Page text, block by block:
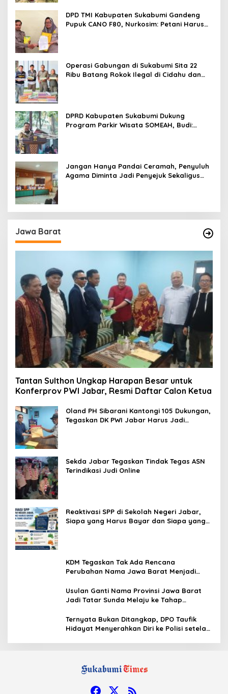
DPD TMI Kabupaten Sukabumi Gandeng
Pupuk CANO F80, Nurkosim: Petani Harus
Operasi Gabungan di Sukabumi Sita 22
Ribu Batang Rokok Ilegal di Cidahu dan
DPRD Kabupaten Sukabumi Dukung
Program Parkir Wisata SOMEAH, Budi:
Jangan Hanya Pandai Ceramah, Penyuluh
Agama Diminta Jadi Penyejuk Sekaligus
Jawa Barat
Tantan Sulthon Ungkap Harapan Besar untuk
Konferprov PWI Jabar, Resmi Daftar Calon Ketua
Oland PH Sibarani Kantongi 105 Dukungan,
Tegaskan DK PWI Jabar Harus Jadi
Sekda Jabar Tegaskan Tindak Tegas ASN
Terindikasi Judi Online
Reaktivasi SPP di Sekolah Negeri Jabar,
Siapa yang Harus Bayar dan Siapa yang
KDM Tegaskan Tak Ada Rencana
Perubahan Nama Jawa Barat Menjadi
Kajian Secara Menyeluruh
Usulan Ganti Nama Provinsi Jawa Barat
Jadi Tatar Sunda Melaju ke Tahap
Ternyata Bukan Ditangkap, DPO Taufik
Hidayat Menyerahkan Diri ke Polisi setelah